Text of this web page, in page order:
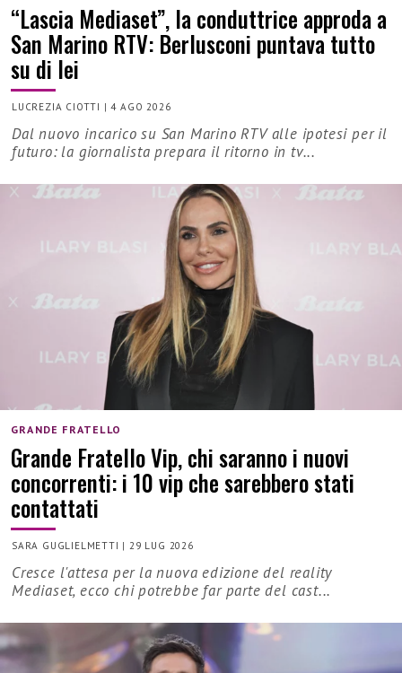
“Lascia Mediaset”, la conduttrice approda a
San Marino RTV: Berlusconi puntava tutto
su di lei
LUCREZIA CIOTTI |4 AGO 2026
Dal nuovo incarico su San Marino RTV alle ipotesi per il
futuro: la giornalista prepara il ritorno in tv...
GRANDE FRATELLO
Grande Fratello Vip, chi saranno i nuovi
concorrenti: i 10 vip che sarebbero stati
contattati
SARA GUGLIELMETTI | 29 LUG 2026
Cresce l'attesa per la nuova edizione del reality
Mediaset, ecco chi potrebbe far parte del cast...